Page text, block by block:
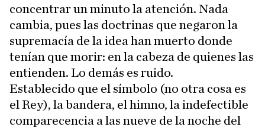
concentrar un minuto la atención. Nada
cambia, pues las doctrinas que negaron la
supremacía de la idea han muerto donde
tenían que morir: en la cabeza de quienes las
entienden. Lo demás es ruido.
Establecido que el símbolo (no otra cosa es
el Rey), la bandera, el himno, la indefectible
comparecencia a las nueve de la noche del